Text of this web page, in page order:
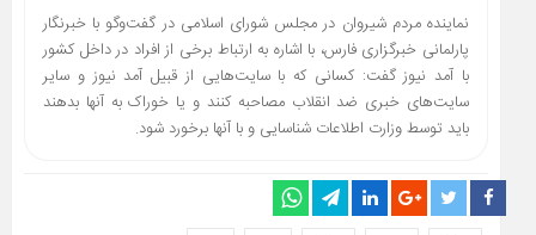
نماینده مردم شیروان در مجلس شورای اسلامی در گفت‌وگو با خبرنگار
پارلمانی خبرگزاری فارس، با اشاره به ارتباط برخی از افراد در داخل کشور
با آ‌مد نیوز گفت: کسانی که با سایت‌هایی از قبیل آمد نیوز و سایر
سایت‌های خبری ضد انقلاب مصاحبه کنند و یا خوراک به آنها بدهند
باید توسط وزارت اطلاعات شناسایی و با آنها برخورد شود.